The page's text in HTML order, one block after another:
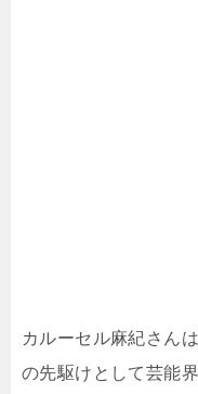
カルーセル麻紀さん
の先駆けとして芸能